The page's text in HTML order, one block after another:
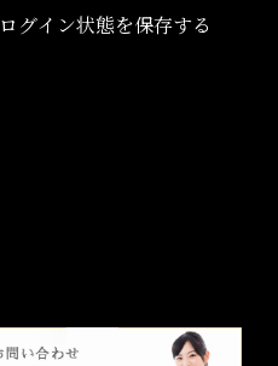
ログイン状態を保存する